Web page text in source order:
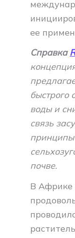
ее
Справка
быстрого
воды и
связь
принципы
почве.
В Африке